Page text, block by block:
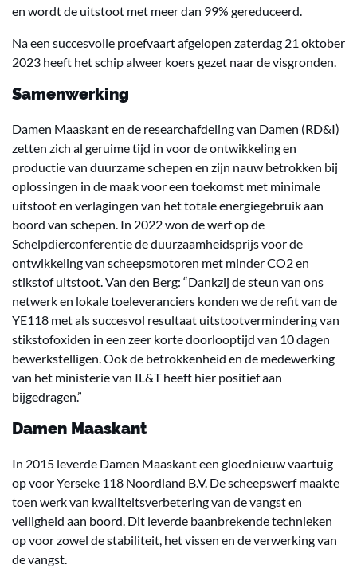
en wordt de uitstoot met meer dan 99% gereduceerd.
Na een succesvolle proefvaart afgelopen zaterdag 21 oktober
2023 heeft het schip alweer koers gezet naar de visgronden.
Samenwerking
Damen Maaskant en de researchafdeling van Damen (RD&I)
zetten zich al geruime tijd in voor de ontwikkeling en
productie van duurzame schepen en zijn nauw betrokken bij
oplossingen in de maak voor een toekomst met minimale
uitstoot en verlagingen van het totale energiegebruik aan
boord van schepen. In 2022 won de werf op de
Schelpdierconferentie de duurzaamheidsprijs voor de
ontwikkeling van scheepsmotoren met minder CO2 en
stikstof uitstoot. Van den Berg: “Dankzij de steun van ons
netwerk en lokale toeleveranciers konden we de refit van de
YE118 met als succesvol resultaat uitstootvermindering van
stikstofoxiden in een zeer korte doorlooptijd van 10 dagen
bewerkstelligen. Ook de betrokkenheid en de medewerking
van het ministerie van IL&T heeft hier positief aan
bijgedragen.”
Damen Maaskant
In 2015 leverde Damen Maaskant een gloednieuw vaartuig
op voor Yerseke 118 Noordland B.V. De scheepswerf maakte
toen werk van kwaliteitsverbetering van de vangst en
veiligheid aan boord. Dit leverde baanbrekende technieken
op voor zowel de stabiliteit, het vissen en de verwerking van
de vangst.